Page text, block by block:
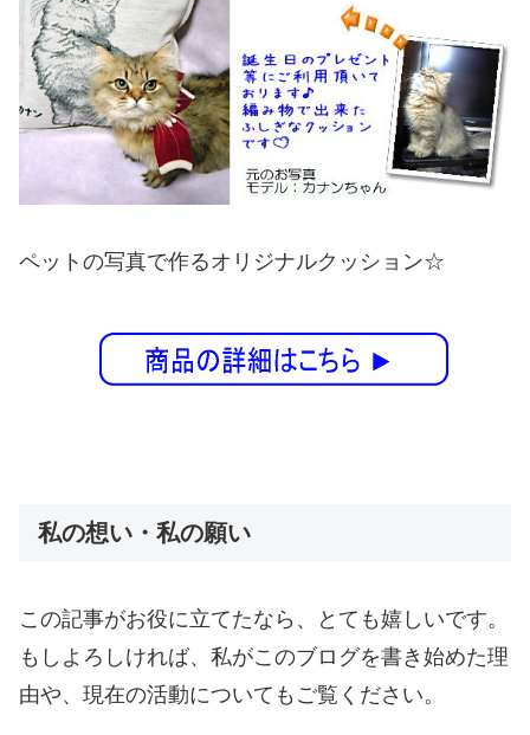
ペットの写真で作るオリジナルクッション☆
私の想い・私の願い
この記事がお役に立てたなら、とても嬉しいです。
もしよろしければ、私がこのブログを書き始めた理
由や、現在の活動についてもご覧ください。